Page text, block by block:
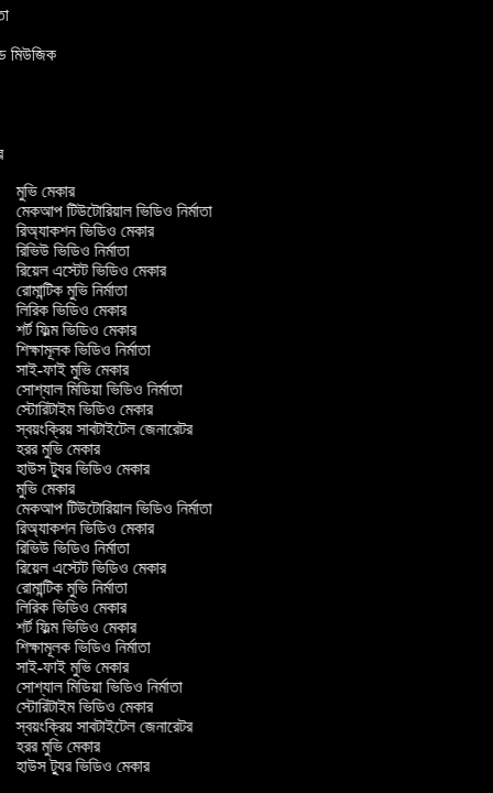
মিউজিক
মুভি মেকার
মেকআপ টিউটোরিয়াল ভিডিও নির্মাতা
রিঅ্যাকশন ভিডিও মেকার
রিভিউ ভিডিও নির্মাতা
রিয়েল এস্টেট ভিডিও মেকার
রোমান্টিক মুভি নির্মাতা
লিরিক ভিডিও মেকার
শর্ট ফিল্ম ভিডিও মেকার
শিক্ষামূলক ভিডিও নির্মাতা
সাই-ফাই মুভি মেকার
সোশ্যাল মিডিয়া ভিডিও নির্মাতা
স্টোরিটাইম ভিডিও মেকার
স্বয়ংক্রিয় সাবটাইটেল জেনারেটর
হরর মুভি মেকার
হাউস ট্যুর ভিডিও মেকার
মুভি মেকার
মেকআপ টিউটোরিয়াল ভিডিও নির্মাতা
রিঅ্যাকশন ভিডিও মেকার
রিভিউ ভিডিও নির্মাতা
রিয়েল এস্টেট ভিডিও মেকার
রোমান্টিক মুভি নির্মাতা
লিরিক ভিডিও মেকার
শর্ট ফিল্ম ভিডিও মেকার
শিক্ষামূলক ভিডিও নির্মাতা
সাই-ফাই মুভি মেকার
সোশ্যাল মিডিয়া ভিডিও নির্মাতা
স্টোরিটাইম ভিডিও মেকার
স্বয়ংক্রিয় সাবটাইটেল জেনারেটর
হরর মুভি মেকার
হাউস ট্যুর ভিডিও মেকার